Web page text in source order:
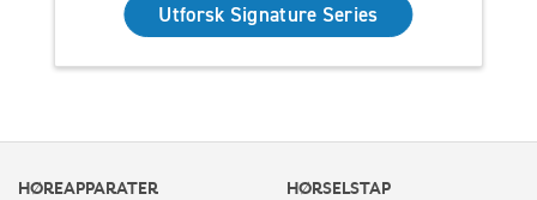
Utforsk Signature Series
HØREAPPARATER
HØRSELSTAP